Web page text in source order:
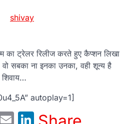
का ट्रेलर रिलीज करते हुए कैप्शन लिखा
सबका ना इनका उनका, वही शून्य है
autoplay=1]
EmailLinkedIn